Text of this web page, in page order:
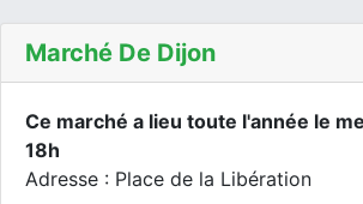
Marché De Dijon
Ce marché a lieu toute l'année le
18h
Adresse : Place de la Libération